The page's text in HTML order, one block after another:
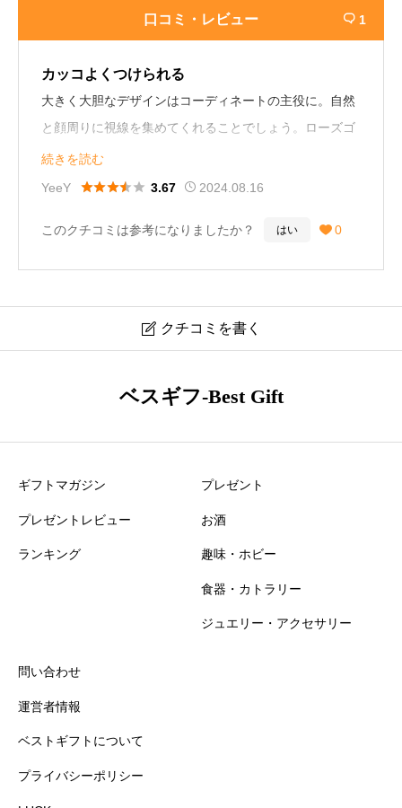
口コミ・レビュー  1
カッコよくつけられる
大きく大胆なデザインはコーディネートの主役に。自然
と顔周りに視線を集めてくれることでしょう。ローズゴ
ールドの色合いが優しさをプラスしてくれます。
40歳女性
続きを読む
YeeY
 3.67 2024.08.16
このクチコミは参考になりましたか？ はい  0
 クチコミを書く
ス RG 63009024 口コミ・レビュー
星の数をお選びください
知名度
星の数をお選びください
ベスギフ-Best Gift
ギフトマガジン
プレゼントレビュー
ランキング
プレゼント
お酒
趣味・ホビー
食器・カトラリー
ジュエリー・アクセサリー
問い合わせ
運営者情報
ベストギフトについて
プライバシーポリシー